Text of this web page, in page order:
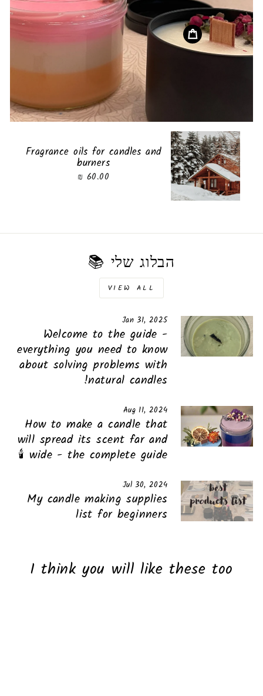
Fragrance oils for candles and
burners
60.00 ₪
הבלוג שלי 📚
VIEW ALL
Jan 31, 2025
Welcome to the guide -
everything you need to know
about solving problems with
natural candles!
Aug 11, 2024
How to make a candle that
will spread its scent far and
wide - the complete guide 🕯️
Jul 30, 2024
My candle making supplies
list for beginners
I think you will like these too